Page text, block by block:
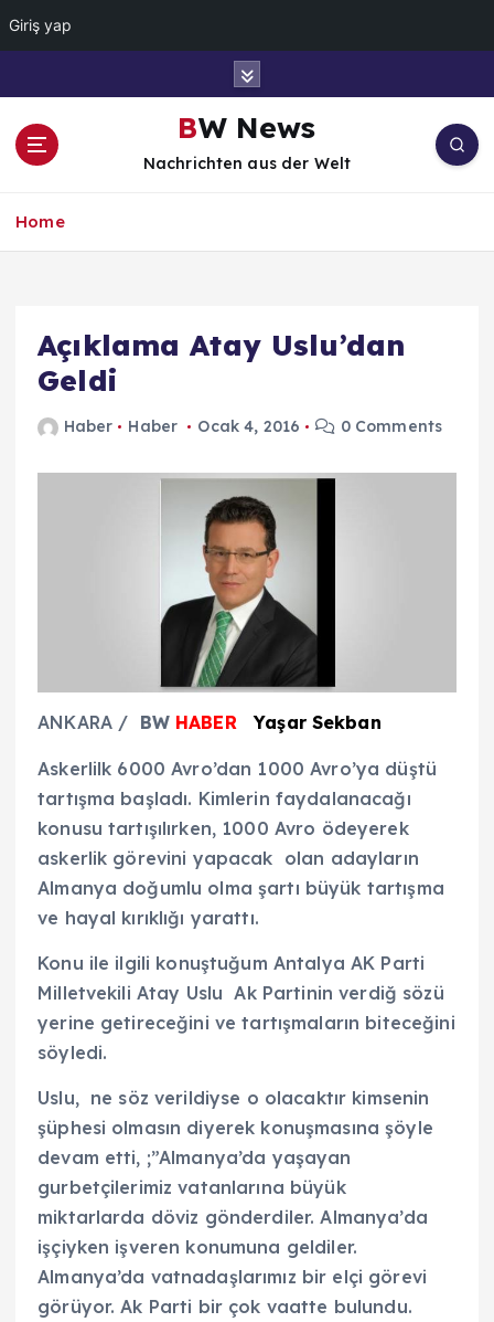
Giriş yap
BW News
Nachrichten aus der Welt
Home
Açıklama Atay Uslu’dan
Geldi
Haber Haber Ocak 4, 2016 0 Comments
ANKARA / BW HABERYaşar Sekban
Askerlilk 6000 Avro’dan 1000 Avro’ya düştü
tartışma başladı. Kimlerin faydalanacağı
konusu tartışılırken, 1000 Avro ödeyerek
askerlik görevini yapacak olan adayların
Almanya doğumlu olma şartı büyük tartışma
ve hayal kırıklığı yarattı.
Konu ile ilgili konuştuğum Antalya AK Parti
Milletvekili Atay Uslu Ak Partinin verdiğ sözü
yerine getireceğini ve tartışmaların biteceğini
söyledi.
Uslu, ne söz verildiyse o olacaktır kimsenin
şüphesi olmasın diyerek konuşmasına şöyle
devam etti, ;”Almanya’da yaşayan
gurbetçilerimiz vatanlarına büyük
miktarlarda döviz gönderdiler. Almanya’da
işçiyken işveren konumuna geldiler.
Almanya’da vatnadaşlarımız bir elçi görevi
görüyor. Ak Parti bir çok vaatte bulundu.